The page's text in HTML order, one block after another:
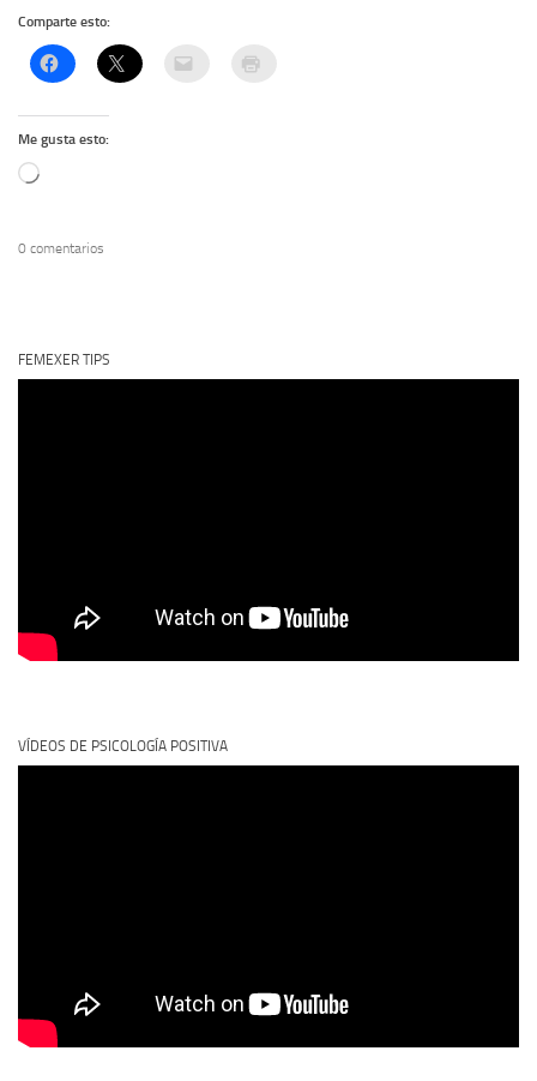
Comparte esto:
Me gusta esto:
Cargando...
0 comentarios
FEMEXER TIPS
VÍDEOS DE PSICOLOGÍA POSITIVA